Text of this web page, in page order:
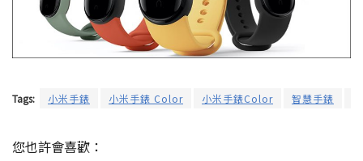
Tags: 小米手錶 小米手錶 Color 小米手錶Color 智慧手錶
您也許會喜歡：